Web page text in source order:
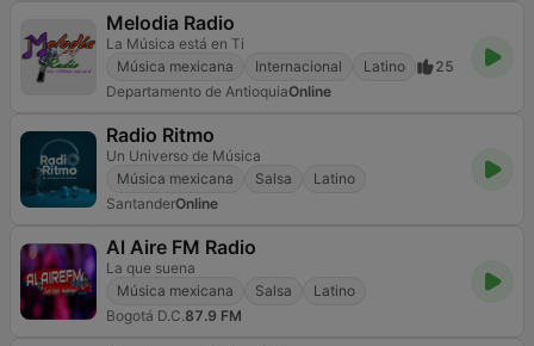
Melodia Radio
La Música está en Ti
Música mexicana
Internacional Latino
25
Departamento de AntioquiaOnline
Radio Ritmo
Un Universo de Música
Música mexicana
Salsa
Latino
SantanderOnline
Al Aire FM Radio
La que suena
Música mexicana
Salsa
Latino
Bogotá D.C.87.9 FM